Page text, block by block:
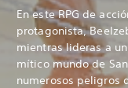
En este RPG de
protagonista,
mientras lideras a
mítico mundo de
numerosos peligros